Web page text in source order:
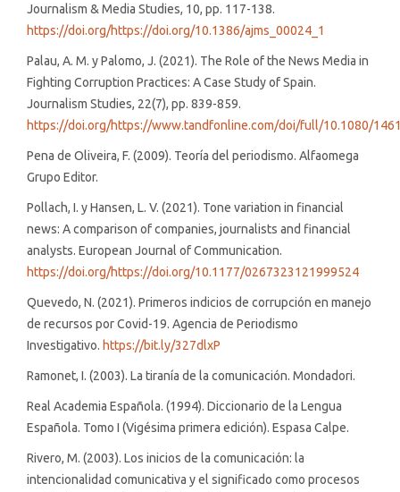
Journalism & Media Studies, 10, pp. 117-138.
https://doi.org/https://doi.org/10.1386/ajms_00024_1
Palau, A. M. y Palomo, J. (2021). The Role of the News Media in
Fighting Corruption Practices: A Case Study of Spain.
Journalism Studies, 22(7), pp. 839-859.
https://doi.org/https://www.tandfonline.com/doi/full/10.1080/
Pena de Oliveira, F. (2009). Teoría del periodismo. Alfaomega
Grupo Editor.
Pollach, I. y Hansen, L. V. (2021). Tone variation in financial
news: A comparison of companies, journalists and financial
analysts. European Journal of Communication.
https://doi.org/https://doi.org/10.1177/0267323121999524
Quevedo, N. (2021). Primeros indicios de corrupción en manejo
de recursos por Covid-19. Agencia de Periodismo
Investigativo. https://bit.ly/327dlxP
Ramonet, I. (2003). La tiranía de la comunicación. Mondadori.
Real Academia Española. (1994). Diccionario de la Lengua
Española. Tomo I (Vigésima primera edición). Espasa Calpe.
Rivero, M. (2003). Los inicios de la comunicación: la
intencionalidad comunicativa y el significado como procesos